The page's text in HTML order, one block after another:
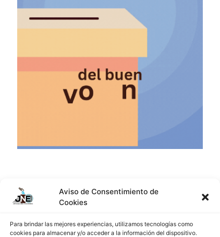
Aviso de Consentimiento de
Cookies
Para brindar las mejores experiencias, utilizamos tecnologías como
cookies para almacenar y/o acceder a la información del dispositivo.
La Junta Nacional De Escrutinio De Panamá Presenta Formalmente A Sus Miembros La Junta Nacional De Escrutinio Se Reúne Con Los Miembros De Mesa